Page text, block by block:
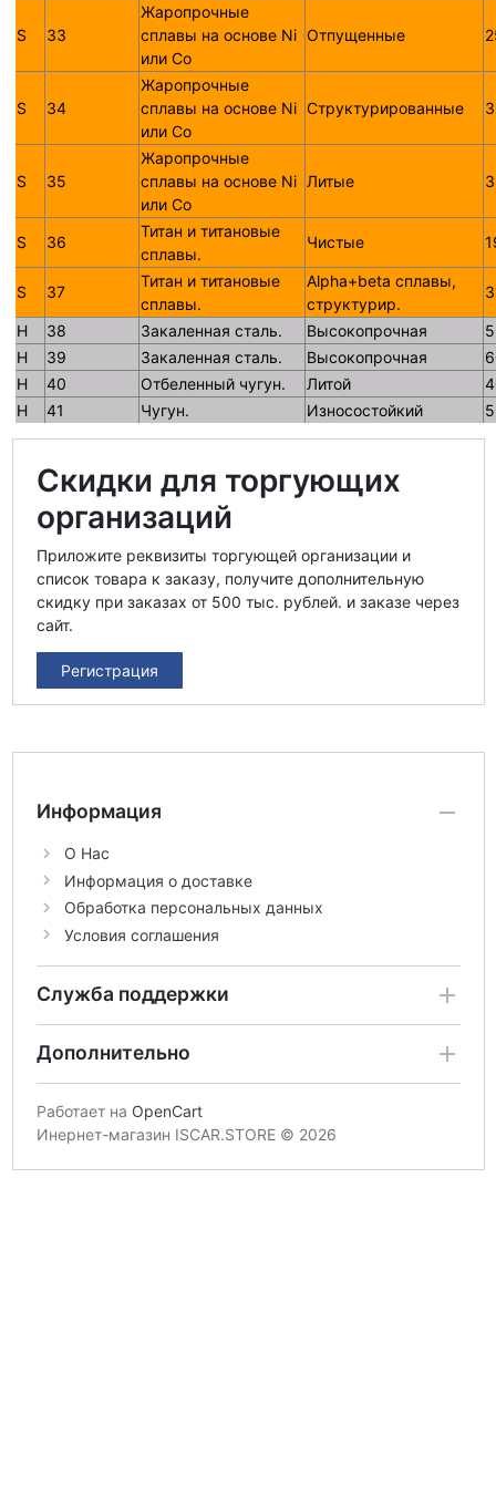
S 33
Жаропрочные
сплавы на основе Ni
или Со
Отпущенные
S 34
Жаропрочные
сплавы на основе Ni
или Со
Структурированные
S 35
Жаропрочные
сплавы на основе Ni
или Со
Литые
S 36
Титан и титановые
сплавы.
Чистые
S 37
Титан и титановые
сплавы.
Alpha+beta сплавы,
структурир.
H 38 Закаленная сталь. Высокопрочная
H
39 Закаленная сталь. Высокопрочная
H
40 Отбеленный чугун. Литой
H
41 Чугун. Износостойкий
Скидки для торгующих
организаций
Приложите реквизиты торгующей организации и
список товара к заказу, получите дополнительную
скидку при заказах от 500 тыс. рублей. и заказе через
сайт.
Регистрация
Информация
О Нас
Информация о доставке
Обработка персональных данных
Условия соглашения
Служба поддержки
Дополнительно
Работает на OpenCart
Инернет-магазин ISCAR.STORE © 2026